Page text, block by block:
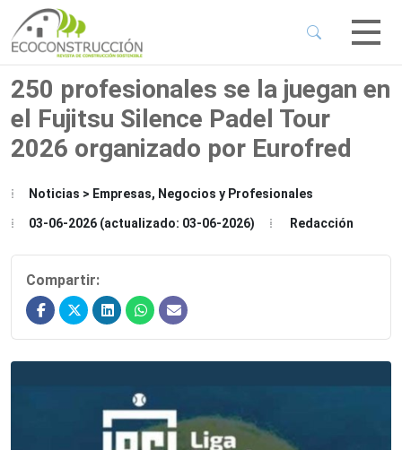
Menu
Menu
250 profesionales se la juegan en
el Fujitsu Silence Padel Tour
2026 organizado por Eurofred
Noticias > Empresas, Negocios y Profesionales
03-06-2026 (actualizado: 03-06-2026) Redacción
Compartir: